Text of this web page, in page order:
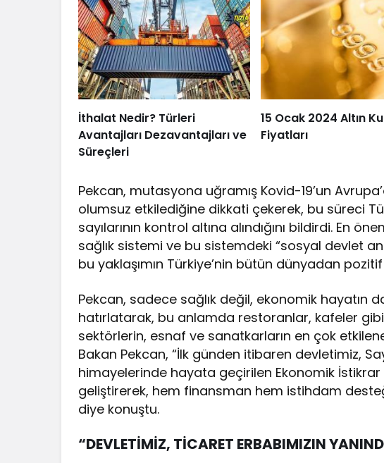
İthalat Nedir? Türleri
Avantajları Dezavantajları ve
Süreçleri
15 Ocak 2024 Altın
Fiyatları
Pekcan, mutasyona uğramış Kovid-19’un
olumsuz etkilediğine dikkati çekerek, bu süreci
sayılarının kontrol altına alındığını bildirdi. En
sağlık sistemi ve bu sistemdeki “sosyal devlet
bu yaklaşımın Türkiye’nin bütün dünyadan pozitif
Pekcan, sadece sağlık değil, ekonomik hayatın
hatırlatarak, bu anlamda restoranlar, kafeler
sektörlerin, esnaf ve sanatkarların en çok
Bakan Pekcan, “İlk günden itibaren devletimiz,
himayelerinde hayata geçirilen Ekonomik İstikrar
geliştirerek, hem finansman hem istihdam
diye konuştu.
“DEVLETİMİZ, TİCARET ERBABIMIZIN